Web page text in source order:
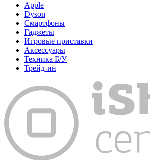
Apple
Dyson
Смартфоны
Гаджеты
Игровые приставки
Аксессуары
Техника Б/У
Трейд-ин